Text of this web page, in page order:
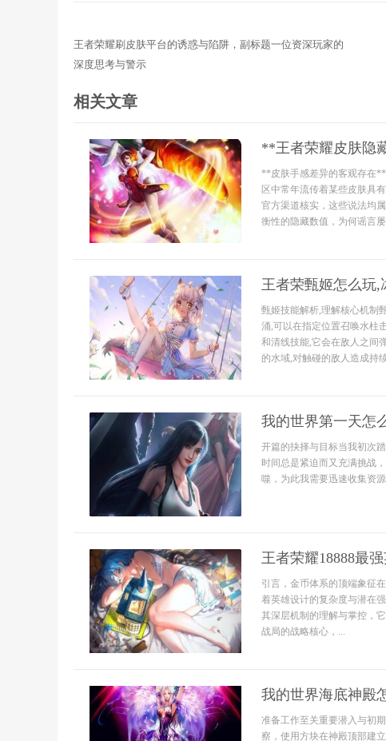
王者荣耀刷皮肤平台的诱惑与陷阱，副标题一位资深玩家的
深度思考与警示
相关文章
**王者荣耀皮肤隐
**皮肤手感差异的客观存在
区中常年流传着某些皮肤具
官方渠道核实，这些说法均
衡性的隐藏数值，为何谣言
王者荣甄姬怎么玩,
甄姬技能解析,理解核心机制
涌,可以在指定位置召唤水柱
和清线技能,它会在敌人之间
的水域,对触碰的敌人造成持
我的世界第一天怎
开篇的抉择与目标当我初次
时间总是紧迫而又充满挑战
噬，为此我需要迅速收集资
王者荣耀18888最
引言，金币体系的顶端象征
着英雄设计的复杂度与潜在
其深层机制的理解与掌控，
战局的战略核心，...
我的世界海底神殿
准备工作至关重要潜入与初
察，使用方块在神殿顶部建